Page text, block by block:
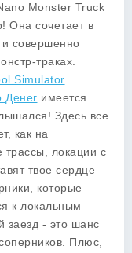
Monster Truck
Она сочетает в
совершенно
траках.
Simulator
Денег имеется.
Здесь все
как на
трассы, локации с
твое сердце
которые
к локальным
заезд - это шанс
Плюс,